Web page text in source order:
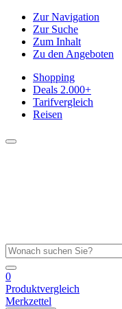
Zur Navigation
Zur Suche
Zum Inhalt
Zu den Angeboten
Shopping
Deals 2.000+
Tarifvergleich
Reisen
0
Produktvergleich
Merkzettel